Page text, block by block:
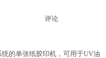
评论
的单张纸胶印机，可用于UV油